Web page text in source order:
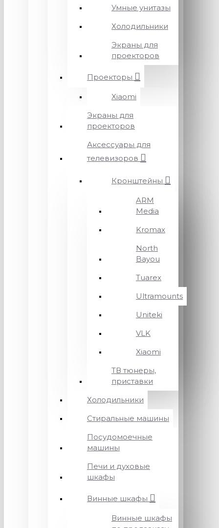
Умные унитазы
Холодильники
Экраны для
проекторов
Проекторы
Xiaomi
Экраны для
проекторов
Аксессуары для
телевизоров
Кронштейны
ARM
Media
Kromax
North
Bayou
Tuarex
Ultramounts
Uniteki
VLK
Xiaomi
ТВ тюнеры,
приставки
Холодильники
Стиральные машины
Посудомоечные
машины
Печи и духовые
шкафы
Винные шкафы
Винные шкафы